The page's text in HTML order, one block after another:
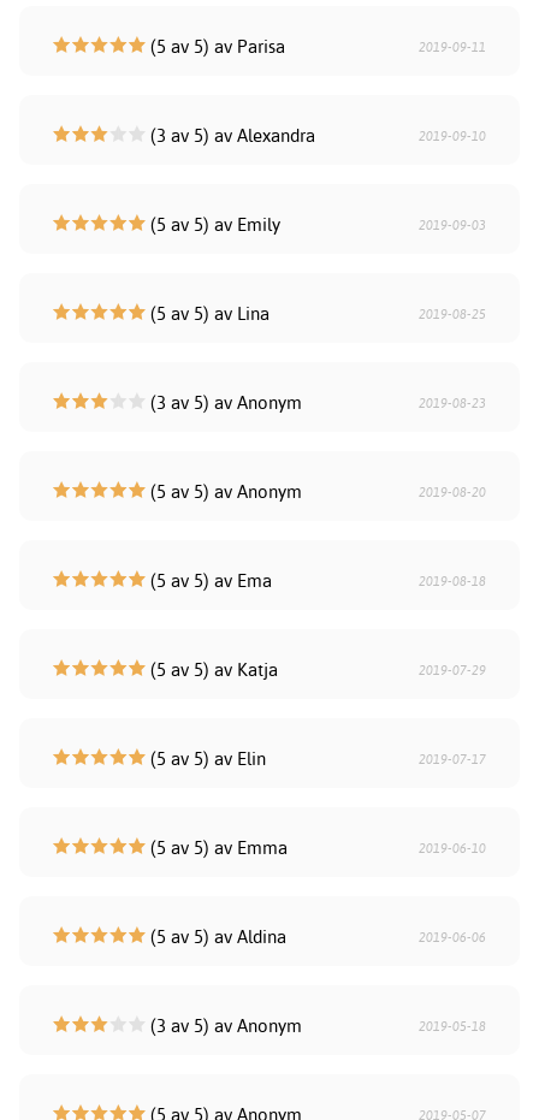
(5 av 5) av Parisa 2019-09-11
(3 av 5) av Alexandra 2019-09-10
(5 av 5) av Emily 2019-09-03
(5 av 5) av Lina 2019-08-25
(3 av 5) av Anonym 2019-08-23
(5 av 5) av Anonym 2019-08-20
(5 av 5) av Ema 2019-08-18
(5 av 5) av Katja 2019-07-29
(5 av 5) av Elin 2019-07-17
(5 av 5) av Emma 2019-06-10
(5 av 5) av Aldina 2019-06-06
(3 av 5) av Anonym 2019-05-18
(5 av 5) av Anonym 2019-05-07